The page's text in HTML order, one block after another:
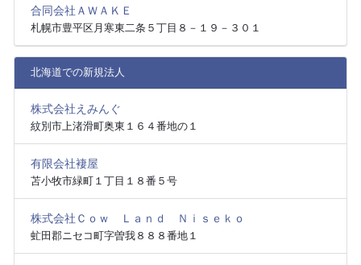
合同会社ＡＷＡＫＥ
札幌市豊平区月寒東二条５丁目８－１９－３０１
北海道での新規法人
株式会社えみんぐ
紋別市上渚滑町奥東１６４番地の１
有限会社褄屋
苫小牧市緑町１丁目１８番５号
株式会社Ｃｏｗ Ｌａｎｄ Ｎｉｓｅｋｏ
虻田郡ニセコ町字曽我８８８番地１